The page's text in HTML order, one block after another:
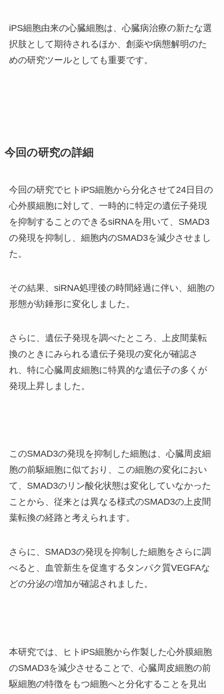
iPS細胞由来の心臓細胞は、心臓病治療の新たな選
択肢として期待されるほか、創薬や病態解明のた
めの研究ツールとしても重要です。
今回の研究の詳細
今回の研究でヒトiPS細胞から分化させて24日目の
心外膜細胞に対して、一時的に特定の遺伝子発現
を抑制することのできるsiRNAを用いて、SMAD3
の発現を抑制し、細胞内のSMAD3を減少させまし
た。
その結果、siRNA処理後の時間経過に伴い、細胞の
形態が紡錘形に変化しました。
さらに、遺伝子発現を調べたところ、上皮間葉転
換のときにみられる遺伝子発現の変化が確認さ
れ、特に心臓周皮細胞に特異的な遺伝子の多くが
発現上昇しました。
このSMAD3の発現を抑制した細胞は、心臓周皮細
胞の前駆細胞に似ており、この細胞の変化におい
て、SMAD3のリン酸化状態は変化していなかった
ことから、従来とは異なる様式のSMAD3の上皮間
葉転換の経路と考えられます。
さらに、SMAD3の発現を抑制した細胞をさらに調
べると、血管新生を促進するタンパク質VEGFAな
どの分泌の増加が確認されました。
本研究では、ヒトiPS細胞から作製した心外膜細胞
のSMAD3を減少させることで、心臓周皮細胞の前
駆細胞の特徴をもつ細胞へと分化することを見出